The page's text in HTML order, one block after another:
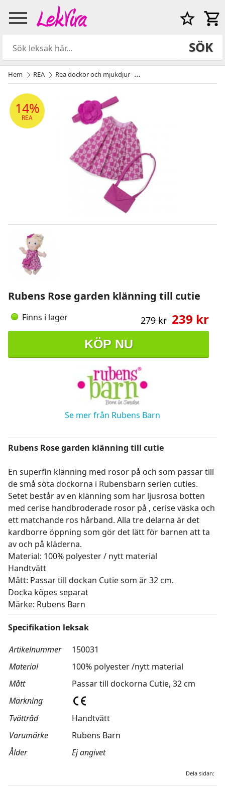
SÖK
Hem REA Rea dockor och mjukdjur
14%
REA
Rubens Rose garden klänning till cutie
Finns i lager 239 kr
279 kr
KÖP NU
Se mer från Rubens Barn
Rubens Rose garden klänning till cutie
En superfin klänning med rosor på och som passar till
de små söta dockorna i Rubensbarn serien cuties.
Setet består av en klänning som har ljusrosa botten
med cerise handbroderade rosor på , cerise väska och
ett matchande ros hårband. Alla tre delarna är det
kardborre öppning som gör det lätt för barnen att ta
av och på kläderna.
Material: 100% polyester / nytt material
Handtvätt
Mått: Passar till dockan Cutie som är 32 cm.
Docka köpes separat
Märke: Rubens Barn
Specifikation leksak
Artikelnummer
150031
Material
100% polyester /nytt material
Mått
Passar till dockorna Cutie, 32 cm
Märkning
Tvättråd
Handtvätt
Varumärke
Rubens Barn
Ålder
Ej angivet
Dela sidan: